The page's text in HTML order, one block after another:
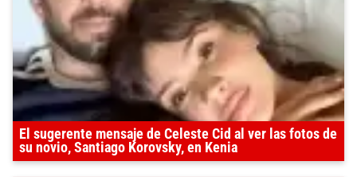
El sugerente mensaje de Celeste Cid al ver las fotos de
su novio, Santiago Korovsky, en Kenia